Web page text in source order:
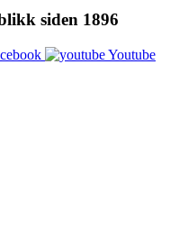
siden 1896
Youtube